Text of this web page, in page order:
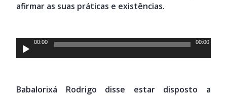
afirmar as suas práticas e existências.
Tocador
de
00:00 00:00
Babalorixá Rodrigo disse estar disposto a